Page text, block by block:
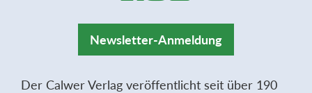
Newsletter-Anmeldung
Der Calwer Verlag veröffentlicht seit über 190